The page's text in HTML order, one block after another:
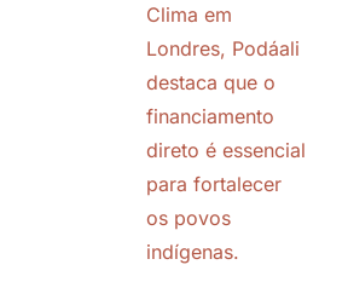
Clima em
Londres, Podáali
destaca que o
financiamento
direto é essencial
para fortalecer
os povos
indígenas.